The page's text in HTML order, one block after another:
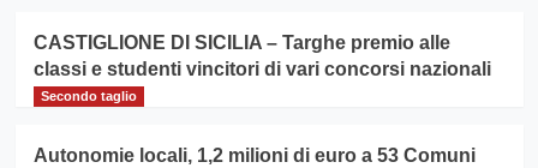
CASTIGLIONE DI SICILIA – Targhe premio alle
classi e studenti vincitori di vari concorsi nazionali
Secondo taglio
Autonomie locali, 1,2 milioni di euro a 53 Comuni